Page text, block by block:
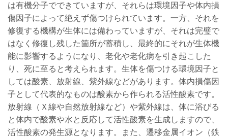
は有機分子でできていますが、それらは環境因子や体内損
傷因子によって絶えず傷つけられています。一方、それを
修復する機構が生体には備わっていますが、それは完璧で
はなく修復し残した箇所が蓄積し、最終的にそれが生体機
能に影響するようになり、老化や老化病を引き起こした
り、死に至ると考えられます。生体を傷つける環境因子と
しては酸素、放射線、紫外線などがあります。体内損傷因
子として代表的なものは酸素から作られる活性酸素です。
放射線（Ｘ線や自然放射線など）や紫外線は、体に浴びる
と体内で酸素や水と反応して活性酸素を生成しますので、
活性酸素の発生源となります。また、遷移金属イオン（鉄